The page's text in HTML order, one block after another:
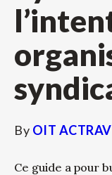
By OIT ACTRAV
Ce guide a pour